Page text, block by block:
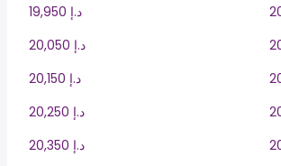
19,950 د.إ
20,050 د.إ
20,150 د.إ
20,250 د.إ
20,350 د.إ